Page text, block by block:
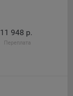
11 948 р.
Переплата